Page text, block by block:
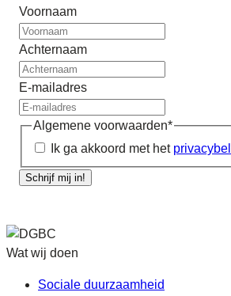
Voornaam
Achternaam
E-mailadres
Algemene voorwaarden*
Ik ga akkoord met het
Schrijf mij in!
Wat wij doen
Sociale duurzaamheid